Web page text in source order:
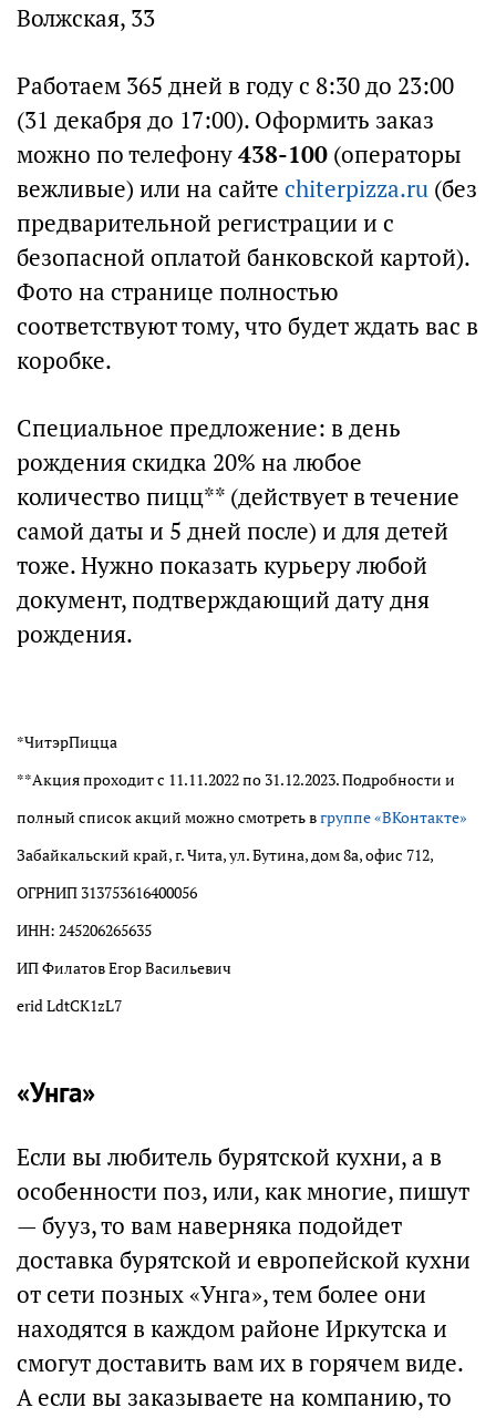
Волжская, 33
Работаем 365 дней в году с 8:30 до 23:00
(31 декабря до 17:00). Оформить заказ
можно по телефону438-100 (операторы
вежливые) или на сайте chiterpizza.ru (без
предварительной регистрации и с
безопасной оплатой банковской картой).
Фото на странице полностью
соответствуют тому, что будет ждать вас в
коробке.
Специальное предложение: в день
рождения скидка 20% на любое
количество пицц** (действует в течение
самой даты и 5 дней после) и для детей
тоже. Нужно показать курьеру любой
документ, подтверждающий дату дня
рождения.
*ЧитэрПицца
**Акция проходит с 11.11.2022 по 31.12.2023. Подробности и
полный список акций можно смотреть вгруппе «ВКонтакте»
Забайкальский край, г. Чита, ул. Бутина, дом 8а, офис 712,
ОГРНИП 313753616400056
ИНН: 245206265635
ИП Филатов Егор Васильевич
erid LdtCK1zL7
«Унга»
Если вы любитель бурятской кухни, а в
особенности поз, или, как многие, пишут
— бууз, то вам наверняка подойдет
доставка бурятской и европейской кухни
от сети позных «Унга», тем более они
находятся в каждом районе Иркутска и
смогут доставить вам их в горячем виде.
А если вы заказываете на компанию, то